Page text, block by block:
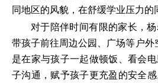
同地区的风貌，在舒缓学业压力的
对于陪伴时间有限的家长，
带孩子前往周边公园、广场等户外
是在家与孩子一起做顿饭、看会
子沟通，赋予孩子更充盈的安全